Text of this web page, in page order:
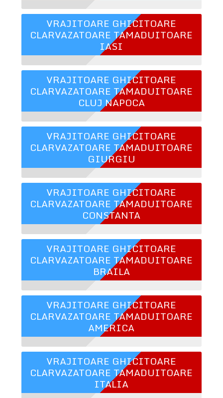
VRAJITOARE GHICITOARE
CLARVAZATOARE TAMADUITOARE
IASI
VRAJITOARE GHICITOARE
CLARVAZATOARE TAMADUITOARE
CLUJ NAPOCA
VRAJITOARE GHICITOARE
CLARVAZATOARE TAMADUITOARE
GIURGIU
VRAJITOARE GHICITOARE
CLARVAZATOARE TAMADUITOARE
CONSTANTA
VRAJITOARE GHICITOARE
CLARVAZATOARE TAMADUITOARE
BRAILA
VRAJITOARE GHICITOARE
CLARVAZATOARE TAMADUITOARE
AMERICA
VRAJITOARE GHICITOARE
CLARVAZATOARE TAMADUITOARE
ITALIA